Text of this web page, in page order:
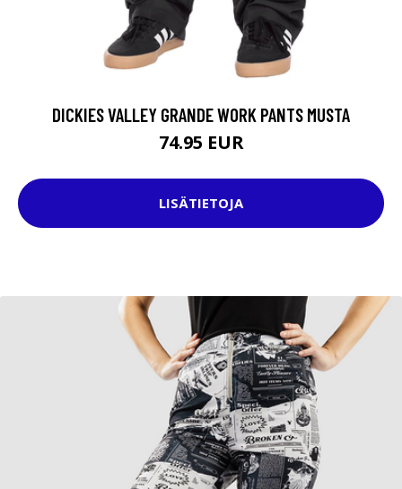
DICKIES VALLEY GRANDE WORK PANTS MUSTA
74.95 EUR
LISÄTIETOJA